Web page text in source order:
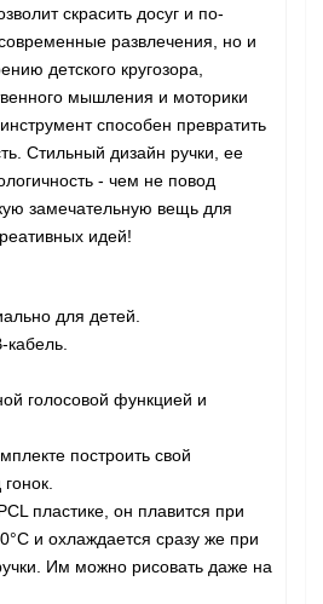
скрасить досуг и по-
развлечения, но и
детского кругозора,
мышления и моторики
способен превратить
Стильный дизайн ручки, ее
- чем не повод
замечательную вещь для
идей!
для детей.
кабель.
голосовой функцией и
построить свой
пластике, он плавится при
и охлаждается сразу же при
Им можно рисовать даже на